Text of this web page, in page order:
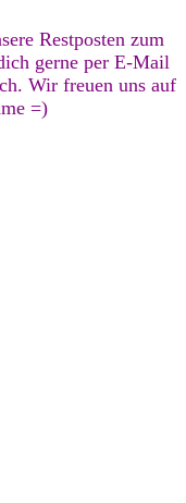
Restposten zum
gerne per E-Mail
Wir freuen uns auf
=)